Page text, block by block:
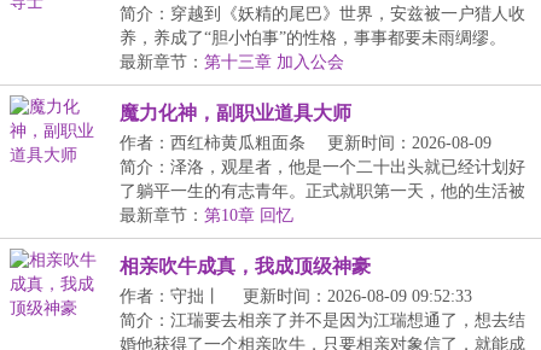
简介：穿越到《妖精的尾巴》世界，安兹被一户猎人收
养，养成了“胆小怕事”的性格，事事都要未雨绸缪。
即...
最新章节： 第十三章 加入公会
魔力化神，副职业道具大师
作者：西红柿黄瓜粗面条
更新时间：2026-08-09
13:46:31
简介：泽洛，观星者，他是一个二十出头就已经计划好
了躺平一生的有志青年。正式就职第一天，他的生活被
一...
最新章节： 第10章 回忆
相亲吹牛成真，我成顶级神豪
作者：守拙丨
更新时间：2026-08-09 09:52:33
简介：江瑞要去相亲了并不是因为江瑞想通了，想去结
婚他获得了一个相亲吹牛，只要相亲对象信了，就能成